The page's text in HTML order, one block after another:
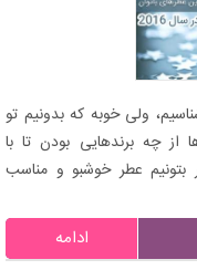
ولی خوبه که بدونیم تو
از چه برندهایی بودن تا با
عطر خوشبو و مناسب
ادامه